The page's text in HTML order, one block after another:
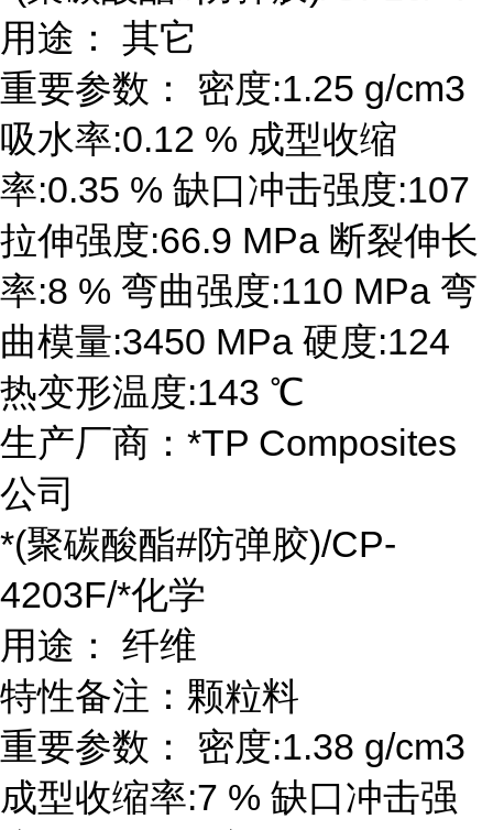
用途： 其它
重要参数： 密度:1.25 g/cm3
吸水率:0.12 % 成型收缩
率:0.35 % 缺口冲击强度:107
拉伸强度:66.9 MPa 断裂伸长
率:8 % 弯曲强度:110 MPa 弯
曲模量:3450 MPa 硬度:124
热变形温度:143 ℃
生产厂商：*TP Composites
公司
*(聚碳酸酯#防弹胶)/CP-
4203F/*化学
用途： 纤维
特性备注：颗粒料
重要参数： 密度:1.38 g/cm3
成型收缩率:7 % 缺口冲击强